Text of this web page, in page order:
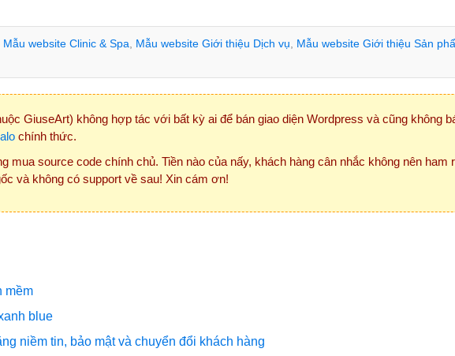
Mẫu website Clinic & Spa Mẫu website Giới thiệu Dịch vụ
Mẫu website Giới thiệu Sản
GiuseArt) không hợp tác với bất kỳ ai để bán giao diện Wordpress và cũng không
chính thức.
mua source code chính chủ. Tiền nào của nấy, khách hàng cân nhắc không nên ham
và không có support về sau! Xin cám ơn!
mềm
blue
niềm tin, bảo mật và chuyển đổi khách hàng